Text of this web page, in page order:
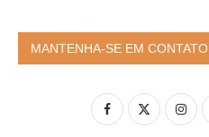
MANTENHA-SE EM CONTATO